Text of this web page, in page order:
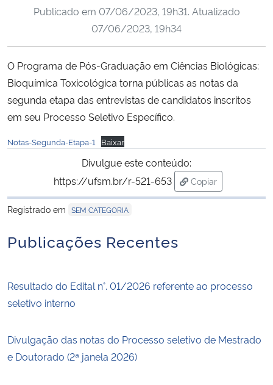
Ministério da Cidadania
Ministério de Minas e Energia
Ministério da Ciência, Tecnologia, Inovações e Comunicações
Ministério do Meio Ambiente
Ministério do Desenvolvimento Regional
Controladoria-Geral da União
Secretaria-Geral
Gabinete de Segurança Institucional
Publicado em 07/06/2023, 19h31. Atualizado
07/06/2023, 19h34
O Programa de Pós-Graduação em Ciências Biológicas:
Bioquímica Toxicológica torna públicas as notas da
segunda etapa das entrevistas de candidatos inscritos
em seu Processo Seletivo Específico.
Notas-Segunda-Etapa-1 Baixar
Divulgue este conteúdo:
https://ufsm.br/r-521-653
Copiar
para área de
Registrado em SEM CATEGORIA
Publicações Recentes
Resultado do Edital n°. 01/2026 referente ao processo
seletivo interno
Divulgação das notas do Processo seletivo de Mestrado
e Doutorado (2ª janela 2026)